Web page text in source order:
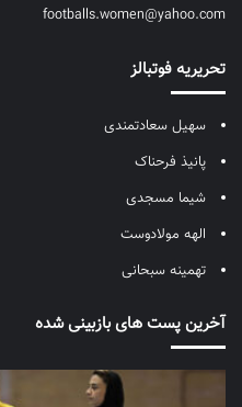
footballs.women@yahoo.com
تحریریه فوتبالز
سهیل سعادتمندی
پانیذ فرحناک
شیما مسجدی
الهه مولادوست
تهمینه سبحانی
آخرین پست های بازبینی شده